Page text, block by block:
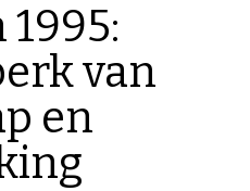
van
en